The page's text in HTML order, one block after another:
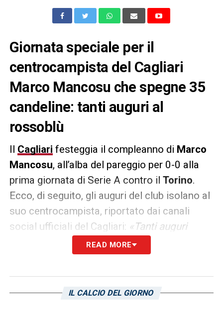
Giornata speciale per il
centrocampista del Cagliari
Marco Mancosu che spegne 35
candeline: tanti auguri al
rossoblù
Il Cagliari festeggia il compleanno di Marco
Mancosu, all’alba del pareggio per 0-0 alla
prima giornata di Serie A contro il Torino.
Ecco, di seguito, gli auguri del club isolano al
suo centrocampista, riportato dai canali
social ufficiali del Cagliari: «Tanti auguri
Markixeddu, ti aspettiamo presto in campo!»
Mancosu è attualmente fuori per infortunio,
READ MORE
IL CALCIO DEL GIORNO